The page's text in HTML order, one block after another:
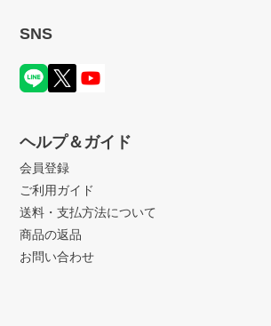
SNS
ヘルプ＆ガイド
会員登録
ご利用ガイド
送料・支払方法について
商品の返品
お問い合わせ